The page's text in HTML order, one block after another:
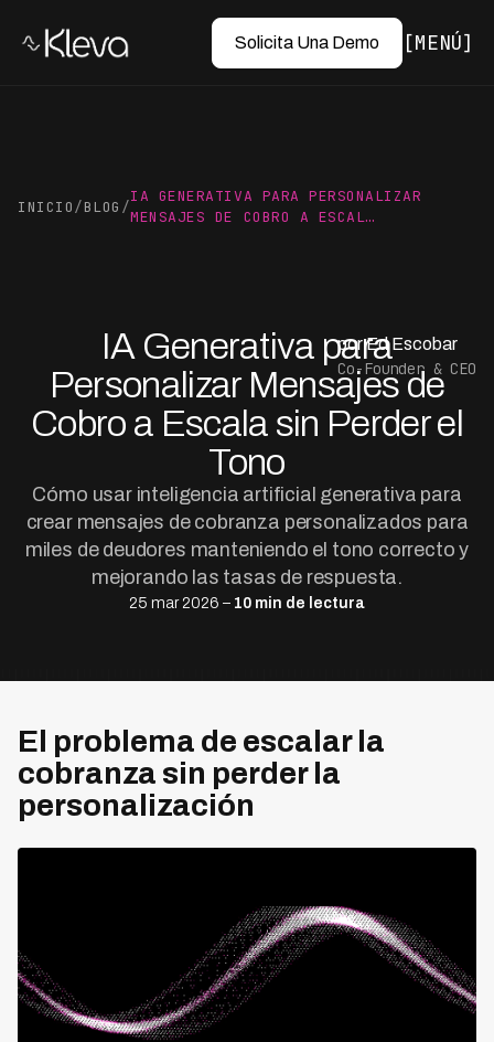
Solicita Una Demo MENÚ
INICIO/BLOG /
IA GENERATIVA PARA PERSONALIZAR
MENSAJES DE COBRO A ESCAL…
IA Generativa para
Personalizar Mensajes de
Cobro a Escala sin Perder el
Tono
Cómo usar inteligencia artificial generativa para
crear mensajes de cobranza personalizados para
miles de deudores manteniendo el tono correcto y
mejorando las tasas de respuesta.
25 mar 2026 – 10 min de lectura
por Ed Escobar
Co-Founder & CEO
El problema de escalar la
cobranza sin perder la
personalización